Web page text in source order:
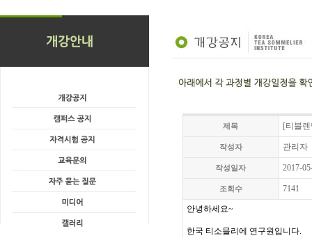
제목 [티블
작성자 관리자
작성일자 2017-
조회수 7141
안녕하세요~
한국 티소믈리에 연구원입니다.